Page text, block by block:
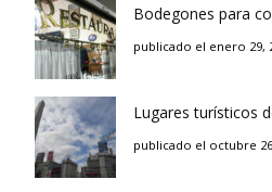
Bodegones para
publicado el enero 29,
Lugares turísticos
publicado el octubre